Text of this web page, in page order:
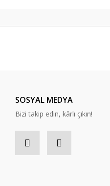
SOSYAL MEDYA
Bizi takip edin, kârlı çıkın!